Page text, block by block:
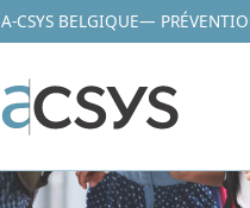
A-CSYS BELGIQUE—